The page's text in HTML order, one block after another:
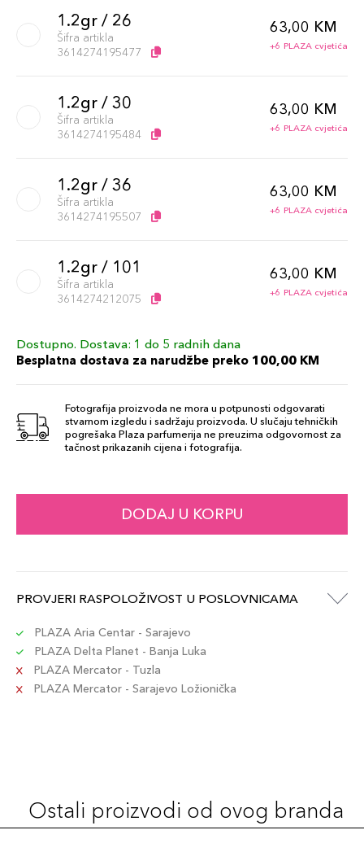
1.2gr / 26
Šifra artikla
3614274195477
63,00 KM
+6 PLAZA cvjetića
1.2gr / 30
Šifra artikla
3614274195484
63,00 KM
+6 PLAZA cvjetića
1.2gr / 36
Šifra artikla
3614274195507
63,00 KM
+6 PLAZA cvjetića
1.2gr / 101
Šifra artikla
3614274212075
63,00 KM
+6 PLAZA cvjetića
1.2gr / 100
Šifra artikla
63,00 KM
1.2gr / 33
Šifra artikla
63,00 KM
1.2gr / 53
1.2gr / 60
3614274195545
63,00 KM
1.2gr / 62
Šifra artikla
Dostupno. Dostava: 1 do 5 radnih dana
Besplatna dostava za narudžbe preko 100,00 KM
Fotografija proizvoda ne mora u potpunosti odgovarati
stvarnom izgledu i sadržaju proizvoda. U slučaju tehničkih
pogrešaka Plaza parfumerija ne preuzima odgovornost za
tačnost prikazanih cijena i fotografija.
DODAJ U KORPU
PROVJERI RASPOLOŽIVOST U POSLOVNICAMA
PLAZA Aria Centar - Sarajevo
PLAZA Delta Planet - Banja Luka
PLAZA Mercator - Tuzla
PLAZA Mercator - Sarajevo Ložionička
Ostali proizvodi od ovog branda